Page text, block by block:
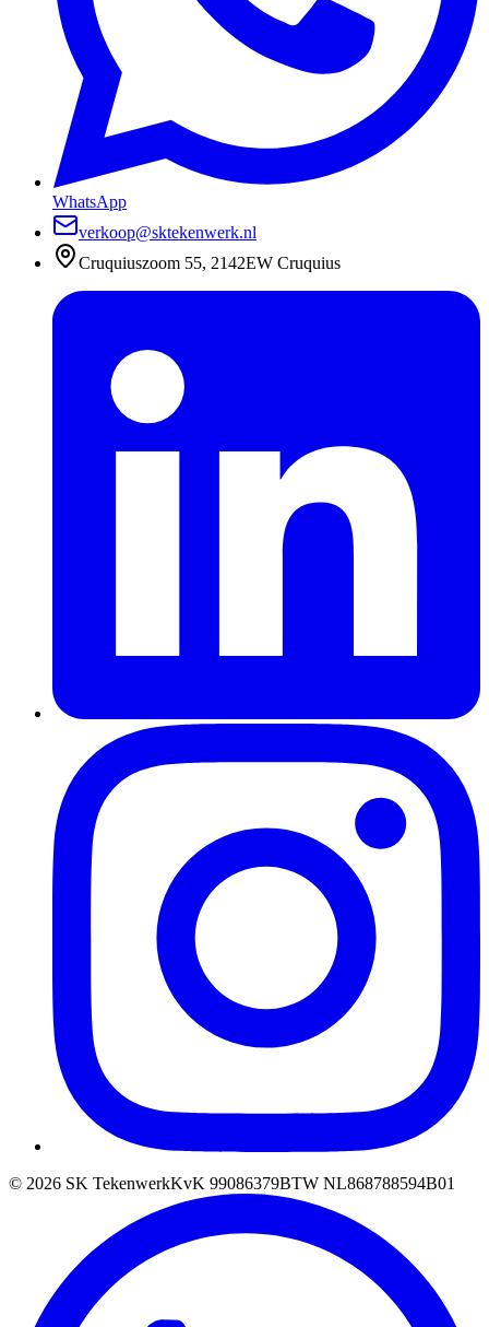
WhatsApp
verkoop@sktekenwerk.nl
Cruquiuszoom 55, 2142EW Cruquius
© 2026 SK TekenwerkKvK 99086379BTW NL868788594B01